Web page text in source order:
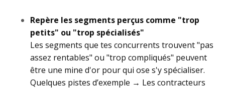
Repère les segments perçus comme "trop
petits" ou "trop spécialisés"
Les segments que tes concurrents trouvent "pas
assez rentables" ou "trop compliqués" peuvent
être une mine d'or pour qui ose s'y spécialiser.
Quelques pistes d’exemple → Les contracteurs